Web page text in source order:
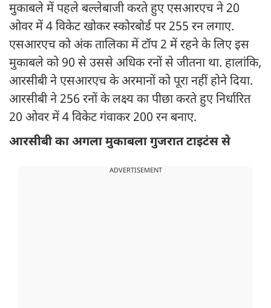
मुकाबले में पहले बल्लेबाजी करते हुए एसआरएच ने 20
ओवर में 4 विकेट खोकर स्कोरबोर्ड पर 255 रन लगाए.
एसआरएच को अंक तालिका में टॉप 2 में रहने के लिए इस
मुकाबले को 90 से उससे अधिक रनों से जीतना था. हालांकि,
आरसीबी ने एसआरएच के अरमानों को पूरा नहीं होने दिया.
आरसीबी ने 256 रनों के लक्ष्य का पीछा करते हुए निर्धारित
20 ओवर में 4 विकेट गंवाकर 200 रन बनाए.
आरसीबी का अगला मुकाबला गुजरात टाइटंस से
ADVERTISEMENT